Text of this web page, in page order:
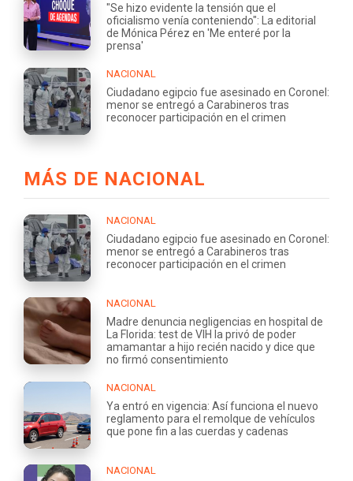
"Se hizo evidente la tensión que el
oficialismo venía conteniendo": La editorial
de Mónica Pérez en 'Me enteré por la
prensa'
NACIONAL
Ciudadano egipcio fue asesinado en Coronel:
menor se entregó a Carabineros tras
reconocer participación en el crimen
MÁS DE NACIONAL
NACIONAL
Ciudadano egipcio fue asesinado en Coronel:
menor se entregó a Carabineros tras
reconocer participación en el crimen
NACIONAL
Madre denuncia negligencias en hospital de
La Florida: test de VIH la privó de poder
amamantar a hijo recién nacido y dice que
no firmó consentimiento
NACIONAL
Ya entró en vigencia: Así funciona el nuevo
reglamento para el remolque de vehículos
que pone fin a las cuerdas y cadenas
NACIONAL